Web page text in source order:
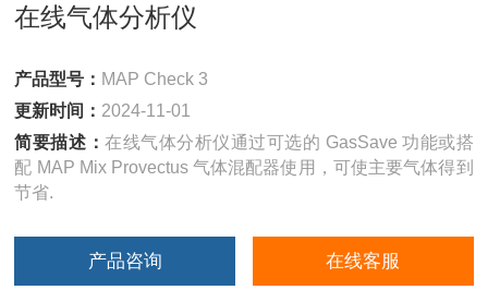
在线气体分析仪
产品型号： MAP Check 3
更新时间： 2024-11-01
简要描述：在线气体分析仪通过可选的 GasSave 功能或搭
配 MAP Mix Provectus 气体混配器使用，可使主要气体得到
节省.
产品咨询 在线客服